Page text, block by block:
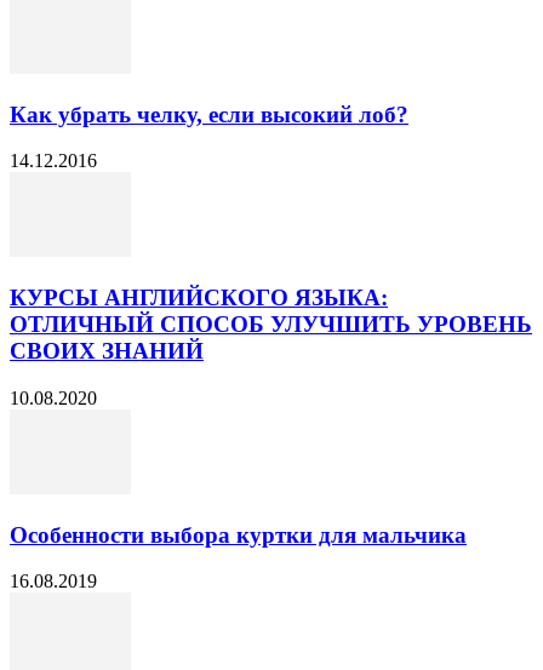
Как убрать челку, если высокий лоб?
14.12.2016
КУРСЫ АНГЛИЙСКОГО ЯЗЫКА:
ОТЛИЧНЫЙ СПОСОБ УЛУЧШИТЬ УРОВЕНЬ
СВОИХ ЗНАНИЙ
10.08.2020
Особенности выбора куртки для мальчика
16.08.2019